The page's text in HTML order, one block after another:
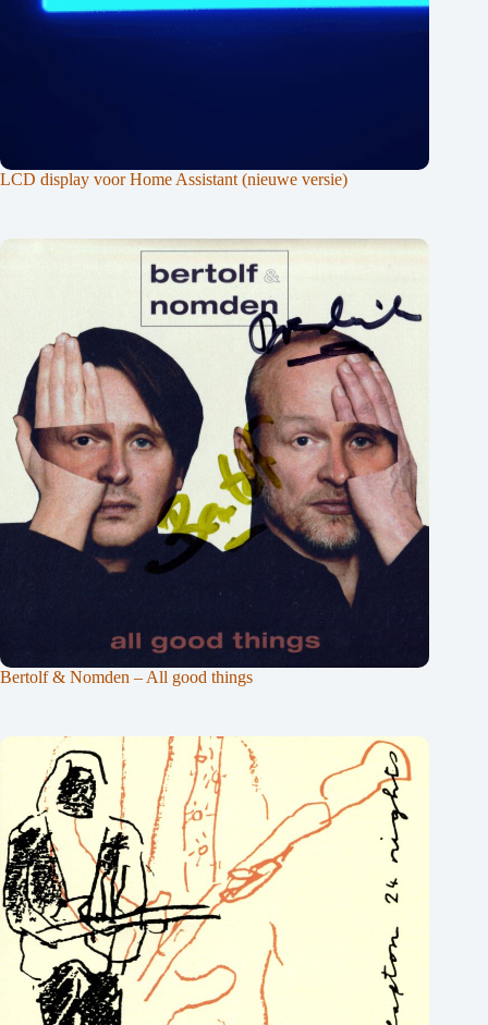
LCD display voor Home Assistant (nieuwe versie)
Bertolf & Nomden – All good things